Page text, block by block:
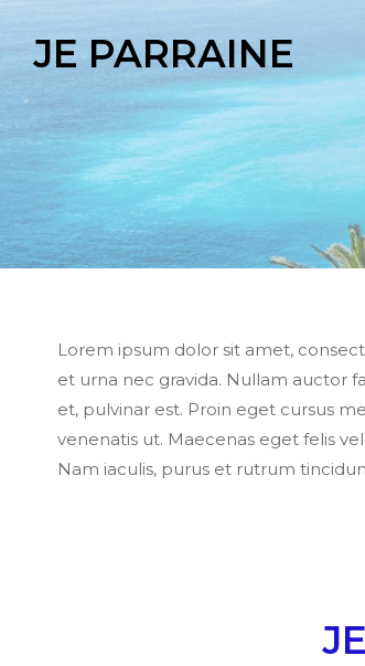
JE PARRAINE
Lorem ipsum dolor sit amet,
et urna nec gravida. Nullam auctor
et, pulvinar est. Proin eget cursus
venenatis ut. Maecenas eget felis
Nam iaculis, purus et rutrum